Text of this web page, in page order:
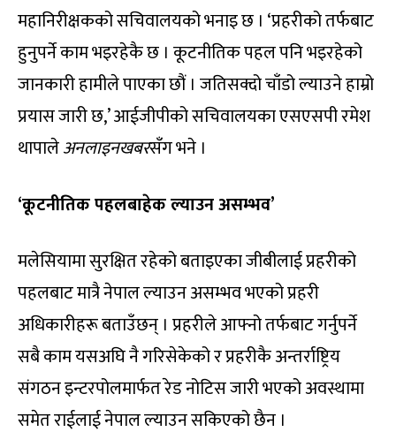
महानिरीक्षकको सचिवालयको भनाइ छ । ‘प्रहरीको तर्फबाट
हुनुपर्ने काम भइरहेकै छ । कूटनीतिक पहल पनि भइरहेको
जानकारी हामीले पाएका छौं । जतिसक्दो चाँडो ल्याउने हाम्रो
प्रयास जारी छ,’ आईजीपीको सचिवालयका एसएसपी रमेश
थापालेअनलाइनखबरसँग भने ।
‘कूटनीतिक पहलबाहेक ल्याउन असम्भव’
मलेसियामा सुरक्षित रहेको बताइएका जीबीलाई प्रहरीको
पहलबाट मात्रै नेपाल ल्याउन असम्भव भएको प्रहरी
अधिकारीहरू बताउँछन् । प्रहरीले आफ्नो तर्फबाट गर्नुपर्ने
सबै काम यसअघि नै गरिसेकेको र प्रहरीकै अन्तर्राष्ट्रिय
संगठन इन्टरपोलमार्फत रेड नोटिस जारी भएको अवस्थामा
समेत राईलाई नेपाल ल्याउन सकिएको छैन ।